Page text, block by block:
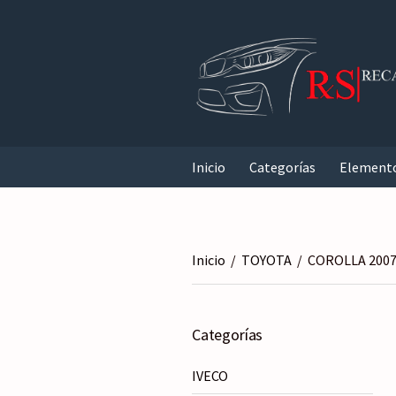
Inicio Categorías
Inicio / TOYOTA / COROLLA
Categorías
IVECO